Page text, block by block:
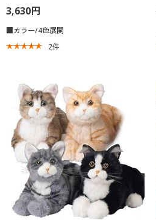
3,630円
■カラー/4色展開
2件